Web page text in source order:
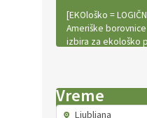
[EKOloško =
Ameriške
izbira za ekološko
Vreme
Ljubljana